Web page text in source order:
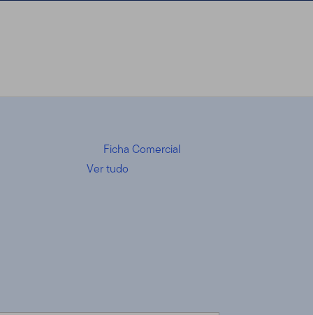
Ficha Comercial
Ver tudo